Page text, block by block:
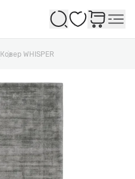
Избранное
Ковер WHISPER